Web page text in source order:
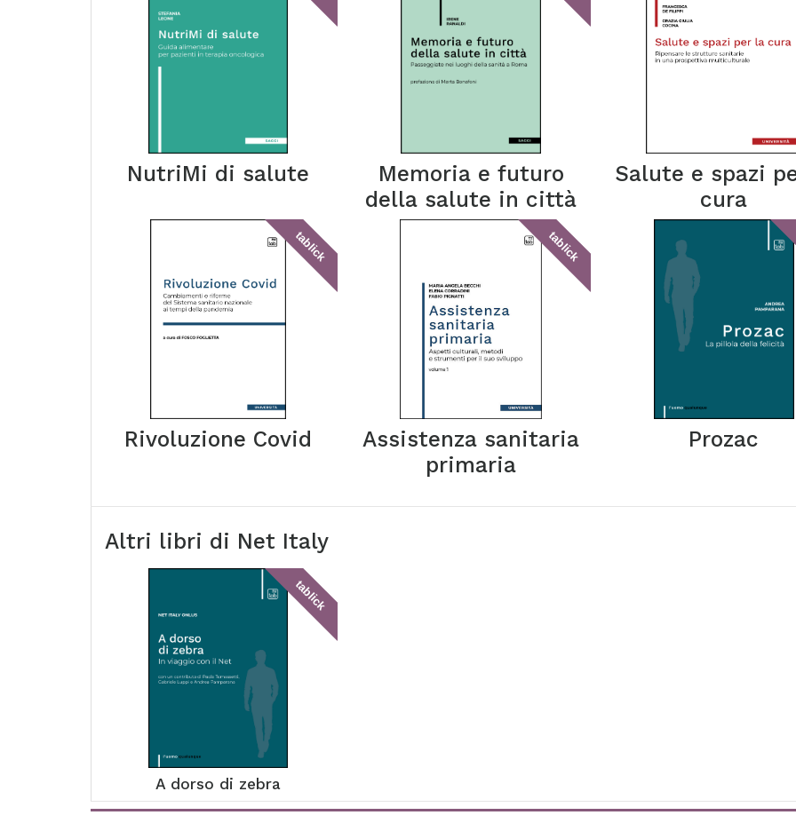
NutriMi di salute
Memoria e futuro
della salute in città
Salute e spazi
cura
tablick
Rivoluzione Covid
tablick
Assistenza sanitaria
primaria
Prozac
Altri libri di Net Italy
tablick
A dorso di zebra